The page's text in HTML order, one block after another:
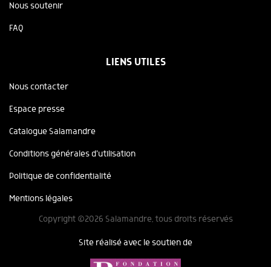
Nous soutenir
FAQ
LIENS UTILES
Nous contacter
Espace presse
Catalogue Salamandre
Conditions générales d'utilisation
Politique de confidentialité
Mentions légales
Copyright ©2026 Salamandre, tous droits réservés
Site réalisé avec le soutien de